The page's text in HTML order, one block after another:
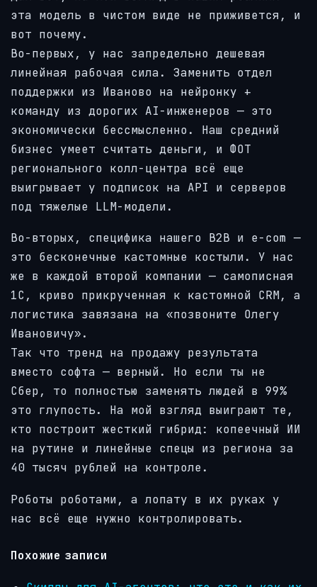
эта модель в чистом виде не приживется, и
вот почему.
Во-первых, у нас запредельно дешевая
линейная рабочая сила. Заменить отдел
поддержки из Иваново на нейронку +
команду из дорогих AI-инженеров — это
экономически бессмысленно. Наш средний
бизнес умеет считать деньги, и ФОТ
регионального колл-центра всё еще
выигрывает у подписок на API и серверов
под тяжелые LLM-модели.
Во-вторых, специфика нашего B2B и e-com —
это бесконечные кастомные костыли. У нас
же в каждой второй компании — самописная
1С, криво прикрученная к кастомной CRM, а
логистика завязана на «позвоните Олегу
Ивановичу».
Так что тренд на продажу результата
вместо софта — верный. Но если ты не
Сбер, то полностью заменять людей в 99%
это глупость. На мой взгляд выиграют те,
кто построит жесткий гибрид: копеечный ИИ
на рутине и линейные спецы из региона за
40 тысяч рублей на контроле.
Роботы роботами, а лопату в их руках у
нас всё еще нужно контролировать.
Похожие записи